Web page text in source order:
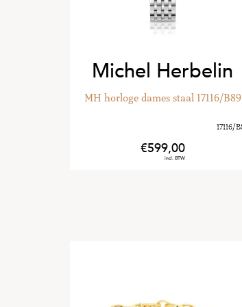
Seiko horloge heren staal SUR559P1
Seiko
340,00